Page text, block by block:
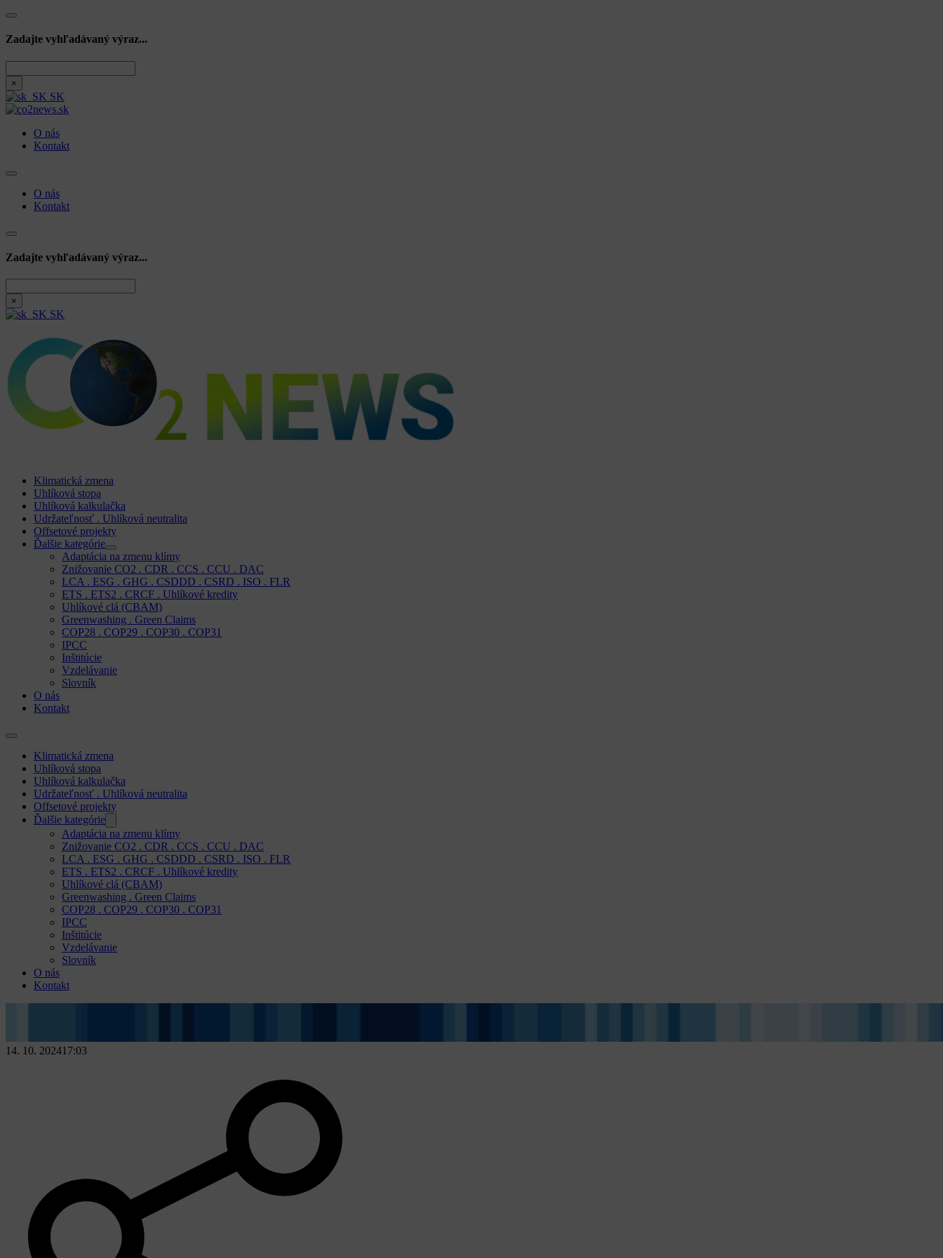
Zadajte vyhľadávaný výraz...
×
SK
O nás
Kontakt
O nás
Kontakt
Zadajte vyhľadávaný výraz...
×
SK
Klimatická zmena
Uhlíková stopa
Uhlíková kalkulačka
Udržateľnosť . Uhlíková neutralita
Offsetové projekty
Ďalšie kategórie
Adaptácia na zmenu klímy
Znižovanie CO2 . CDR . CCS . CCU . DAC
LCA . ESG . GHG . CSDDD . CSRD . ISO . FLR
ETS . ETS2 . CRCF . Uhlíkové kredity
Uhlíkové clá (CBAM)
Greenwashing . Green Claims
COP28 . COP29 . COP30 . COP31
IPCC
Inštitúcie
Vzdelávanie
Slovník
O nás
Kontakt
Klimatická zmena
Uhlíková stopa
Uhlíková kalkulačka
Udržateľnosť . Uhlíková neutralita
Offsetové projekty
Ďalšie kategórie
Adaptácia na zmenu klímy
Znižovanie CO2 . CDR . CCS . CCU . DAC
LCA . ESG . GHG . CSDDD . CSRD . ISO . FLR
ETS . ETS2 . CRCF . Uhlíkové kredity
Uhlíkové clá (CBAM)
Greenwashing . Green Claims
COP28 . COP29 . COP30 . COP31
IPCC
Inštitúcie
Vzdelávanie
Slovník
O nás
Kontakt
14. 10. 202417:03